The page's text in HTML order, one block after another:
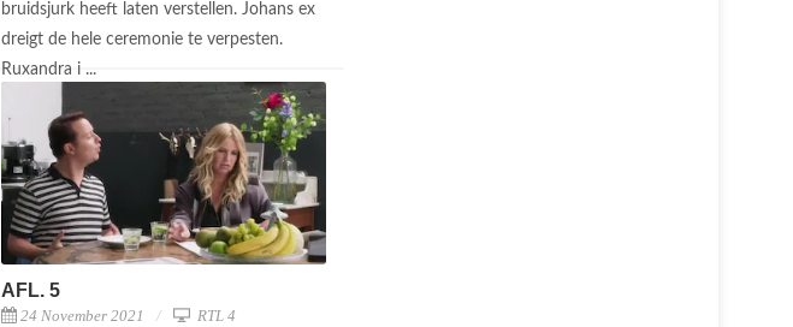
bruidsjurk heeft laten verstellen. Johans ex
dreigt de hele ceremonie te verpesten.
Ruxandra i ...
AFL. 5
24 November 2021 RTL 4